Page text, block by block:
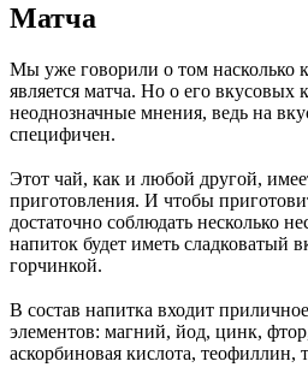
Матча
Мы уже говорили о том насколько
является матча. Но о его вкусовых
неоднозначные мнения, ведь на
специфичен.
Этот чай, как и любой другой,
приготовления. И чтобы
достаточно соблюдать несколько
напиток будет иметь сладковатый
горчинкой.
В состав напитка входит
элементов: магний, йод, цинк,
аскорбиновая кислота, теофиллин,